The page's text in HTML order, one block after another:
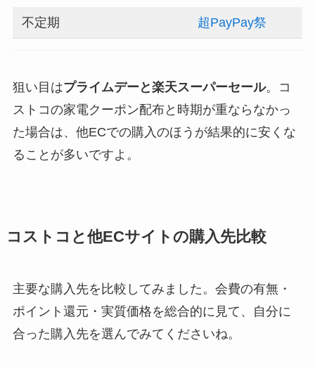
不定期 超PayPay祭
狙い目はプライムデーと楽天スーパーセール。コ
ストコの家電クーポン配布と時期が重ならなかっ
た場合は、他ECでの購入のほうが結果的に安くな
ることが多いですよ。
コストコと他ECサイトの購入先比較
主要な購入先を比較してみました。会費の有無・
ポイント還元・実質価格を総合的に見て、自分に
合った購入先を選んでみてくださいね。